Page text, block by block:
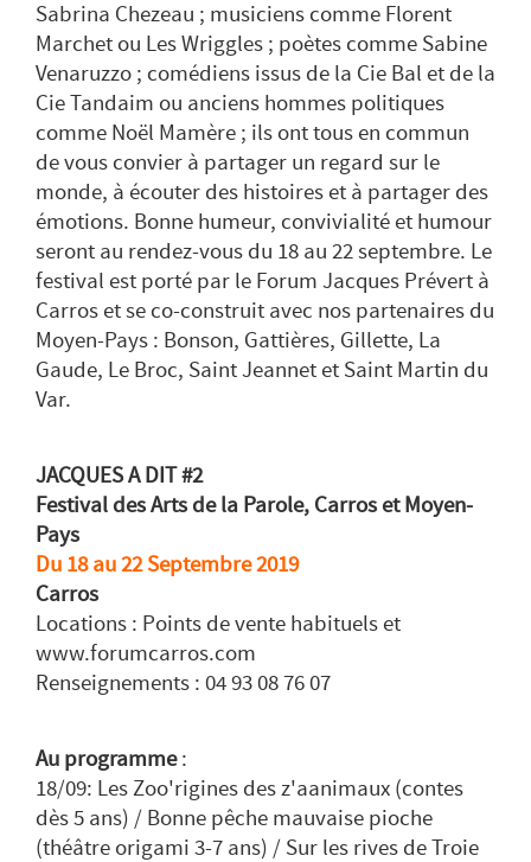
Sabrina Chezeau ; musiciens comme Florent
Marchet ou Les Wriggles ; poètes comme Sabine
Venaruzzo ; comédiens issus de la Cie Bal et de la
Cie Tandaim ou anciens hommes politiques
comme Noël Mamère ; ils ont tous en commun
de vous convier à partager un regard sur le
monde, à écouter des histoires et à partager des
émotions. Bonne humeur, convivialité et humour
seront au rendez-vous du 18 au 22 septembre. Le
festival est porté par le Forum Jacques Prévert à
Carros et se co-construit avec nos partenaires du
Moyen-Pays : Bonson, Gattières, Gillette, La
Gaude, Le Broc, Saint Jeannet et Saint Martin du
Var.
JACQUES A DIT #2
Festival des Arts de la Parole, Carros et Moyen-
Pays
Du 18 au 22 Septembre 2019
Carros
Locations : Points de vente habituels et
www.forumcarros.com
Renseignements : 04 93 08 76 07
Au programme:
18/09: Les Zoo'rigines des z'aanimaux (contes
dès 5 ans) / Bonne pêche mauvaise pioche
(théâtre origami 3-7 ans) / Sur les rives de Troie